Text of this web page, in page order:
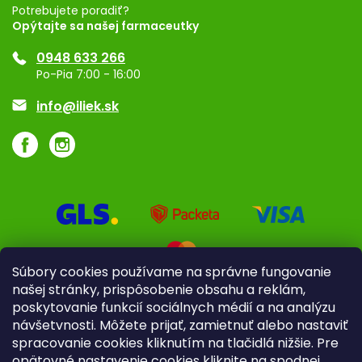
Súbory cookies používame na správne fungovanie
našej stránky, prispôsobenie obsahu a reklám,
poskytovanie funkcií sociálnych médií a na analýzu
návšetvnosti. Môžete prijať, zamietnuť alebo nastaviť
spracovanie cookies kliknutím na tlačidlá nižšie. Pre
Registrácia
Ponuka pre firmy
Značky
Potrebujete poradiť?
Opýtajte sa našej farmaceutky
0948 633 266
Po-Pia 7:00 - 16:00
info@iliek.sk